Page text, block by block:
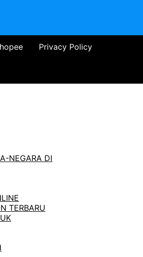
Privacy Policy
NEGARA DI
TERBARU